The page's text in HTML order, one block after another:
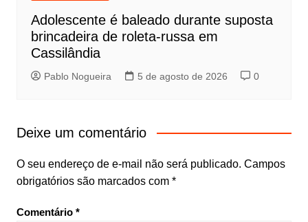
Adolescente é baleado durante suposta
brincadeira de roleta-russa em
Cassilândia
Pablo Nogueira 5 de agosto de 2026 0
Deixe um comentário
O seu endereço de e-mail não será publicado. Campos
obrigatórios são marcados com *
Comentário *